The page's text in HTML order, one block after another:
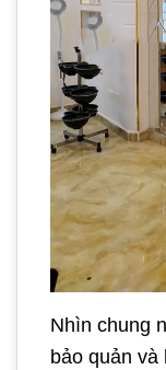
Nhìn chung
bảo quản